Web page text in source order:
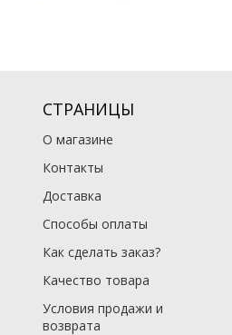
СТРАНИЦЫ
О магазине
Контакты
Доставка
Способы оплаты
Как сделать заказ?
Качество товара
Условия продажи и
возврата